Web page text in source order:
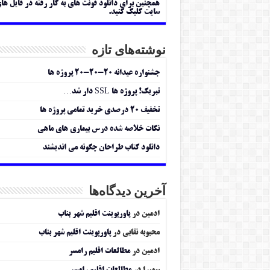
همچنین برای دانلود فونت های به کار رفته در فایل
سایت کلیک کنید.
نوشته‌های تازه
جشنواره عیدانه ۲۰-۲۰-۲۰ پروژه ها
تبریک! پروژه ها SSL دار شد…
تخفیف ۲۰ درصدی خرید تمامی پروژه ها
نکات خلاصه شده درس بیماری های ماهی
دانلود کتاب طراحان چگونه می اندیشند
آخرین دیدگاه‌ها
ادمین درپاورپوینت اقلیم شهر بناب
محبوبه نقابی درپاورپوینت اقلیم شهر بناب
ادمین درمطالعات اقلیم رامسر